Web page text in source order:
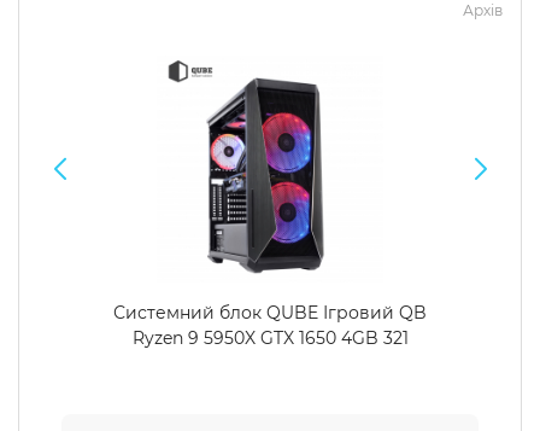
Архів
Системний блок QUBE Ігровий QB
Ryzen 9 5950X GTX 1650 4GB 321